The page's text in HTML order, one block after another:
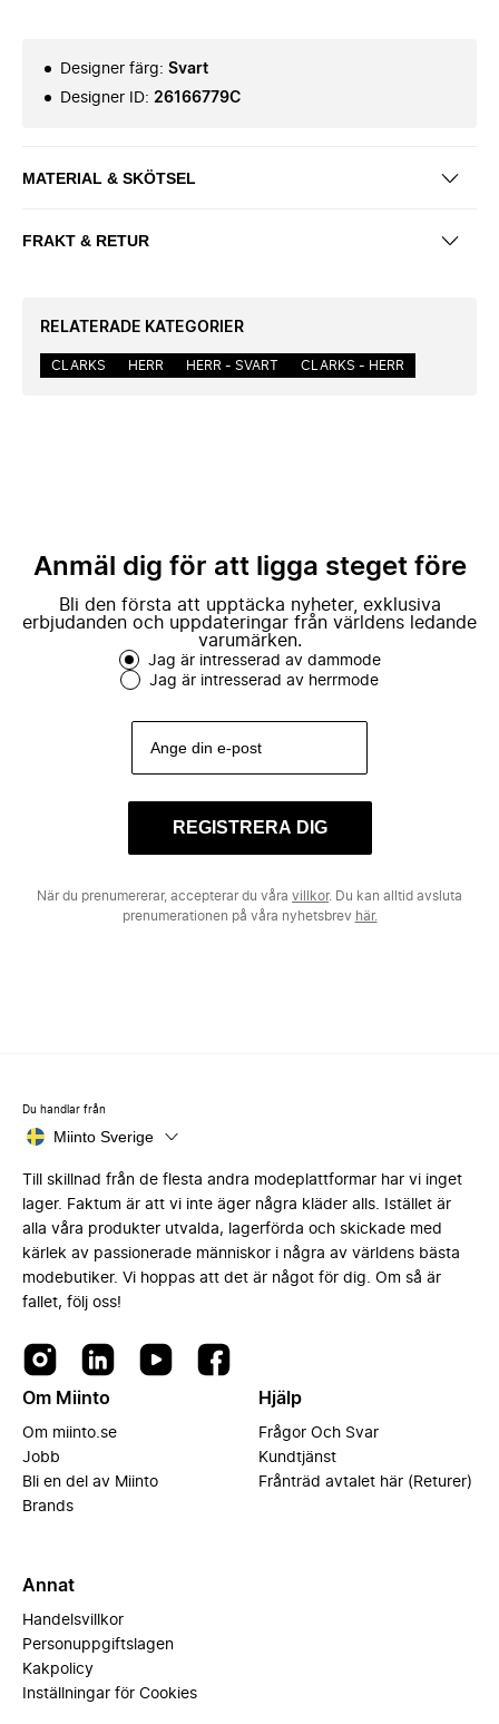
Designer färg: Svart
Designer ID: 26166779C
MATERIAL & SKÖTSEL
FRAKT & RETUR
RELATERADE KATEGORIER
CLARKS HERR HERR - SVART CLARKS - HERR
Anmäl dig för att ligga steget före
Bli den första att upptäcka nyheter, exklusiva
erbjudanden och uppdateringar från världens ledande
varumärken.
Jag är intresserad av dammode
Jag är intresserad av herrmode
REGISTRERA DIG
När du prenumererar, accepterar du våra villkor. Du kan alltid avsluta
prenumerationen på våra nyhetsbrev här.
Du handlar från
Miinto Sverige
Till skillnad från de flesta andra modeplattformar har vi inget
lager. Faktum är att vi inte äger några kläder alls. Istället är
alla våra produkter utvalda, lagerförda och skickade med
kärlek av passionerade människor i några av världens bästa
modebutiker. Vi hoppas att det är något för dig. Om så är
fallet, följ oss!
Om Miinto
Om miinto.se
Jobb
Bli en del av Miinto
Brands
Hjälp
Frågor Och Svar
Kundtjänst
Frånträd avtalet här (Returer)
Annat
Handelsvillkor
Personuppgiftslagen
Kakpolicy
Inställningar för Cookies